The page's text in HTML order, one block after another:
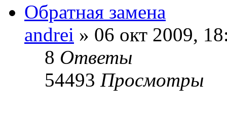
Обратная замена
andrei » 06 окт 2009,
8 Ответы
54493 Просмотры